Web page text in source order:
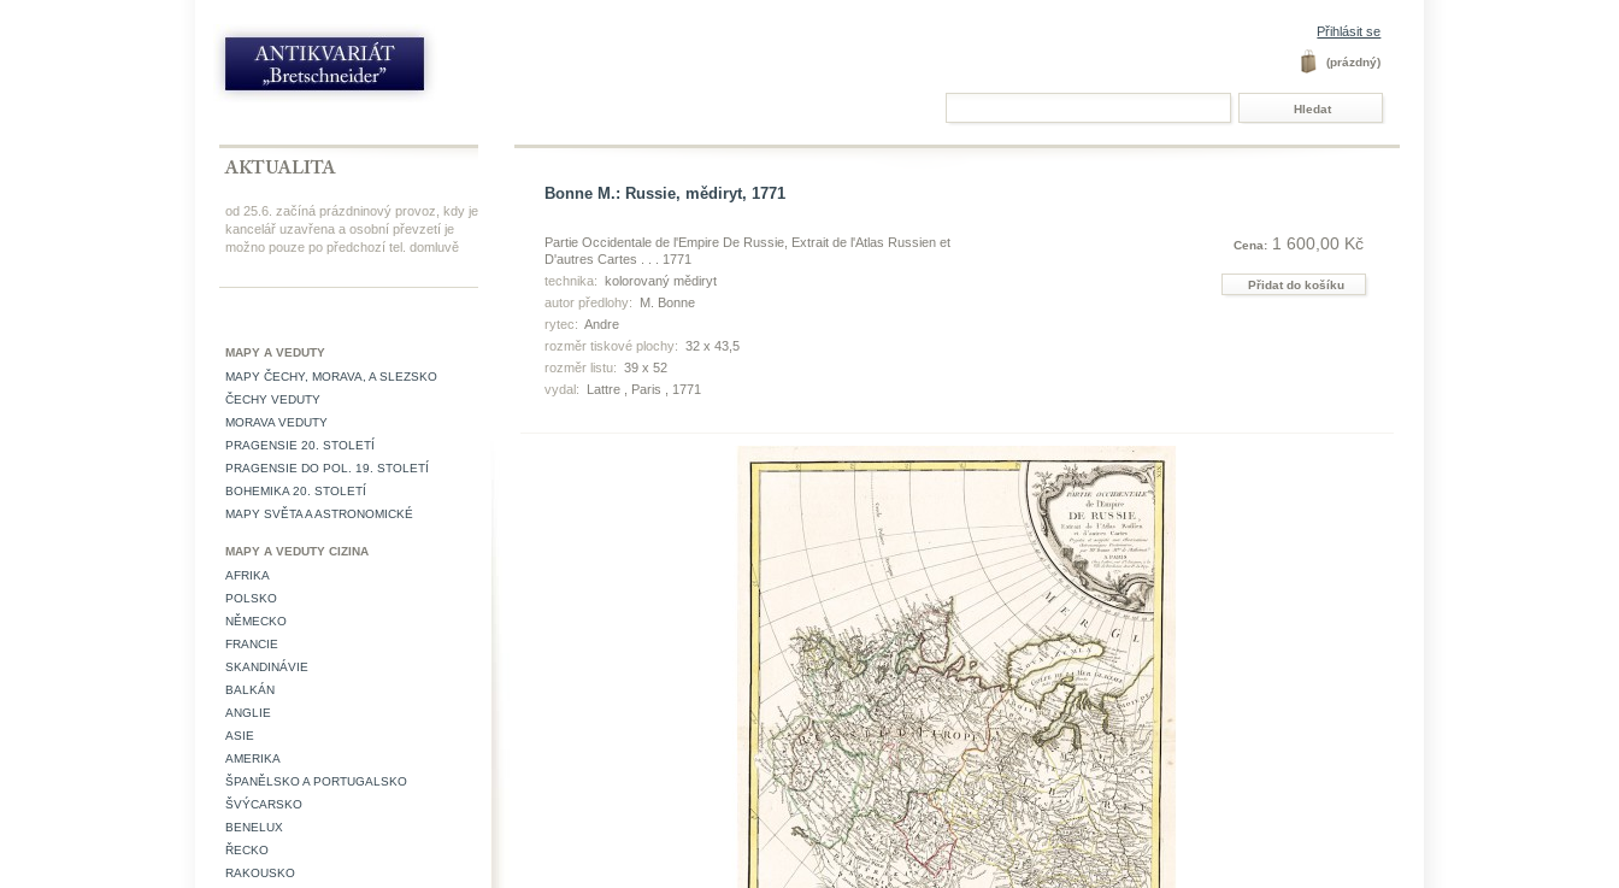
Přihlásit se
(prázdný)
od 25.6. začíná prázdninový provoz, kdy je
kancelář uzavřena a osobní převzetí je
možno pouze po předchozí tel. domluvě
MAPY A VEDUTY
MAPY ČECHY, MORAVA, A SLEZSKO
ČECHY VEDUTY
MORAVA VEDUTY
PRAGENSIE 20. STOLETÍ
PRAGENSIE DO POL. 19. STOLETÍ
BOHEMIKA 20. STOLETÍ
MAPY SVĚTA A ASTRONOMICKÉ
MAPY A VEDUTY CIZINA
AFRIKA
POLSKO
NĚMECKO
FRANCIE
SKANDINÁVIE
BALKÁN
ANGLIE
ASIE
AMERIKA
ŠPANĚLSKO A PORTUGALSKO
ŠVÝCARSKO
BENELUX
ŘECKO
RAKOUSKO
Bonne M.: Russie, mědiryt, 1771
Partie Occidentale de l'Empire De Russie, Extrait de l'Atlas Russien et
D'autres Cartes . . . 1771
technika: kolorovaný mědiryt
autor předlohy:
M. Bonne
rytec: Andre
rozměr tiskové plochy: 32 x 43,5
rozměr listu: 39 x 52
vydal:
Lattre , Paris , 1771
Cena: 1 600,00 Kč